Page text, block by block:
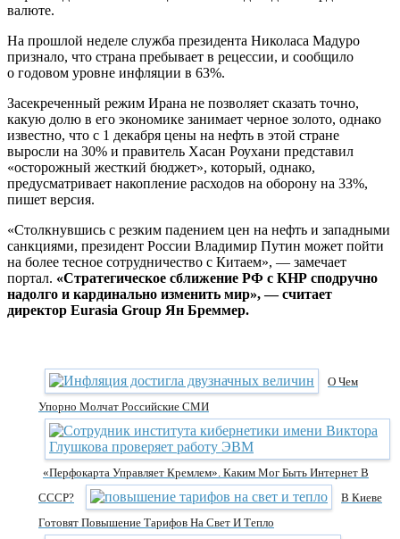
валюте.
На прошлой неделе служба президента Николаса Мадуро
признало, что страна пребывает в рецессии, и сообщило
о годовом уровне инфляции в 63%.
Засекреченный режим Ирана не позволяет сказать точно,
какую долю в его экономике занимает черное золото, однако
известно, что с 1 декабря цены на нефть в этой стране
выросли на 30% и правитель Хасан Роухани представил
«осторожный жесткий бюджет», который, однако,
предусматривает накопление расходов на оборону на 33%,
пишет версия.
«Столкнувшись с резким падением цен на нефть и западными
санкциями, президент России Владимир Путин может пойти
на более тесное сотрудничество с Китаем», — замечает
портал. «Стратегическое сближение РФ с КНР сподручно
надолго и кардинально изменить мир», — считает
директор Eurasia Group Ян Бреммер.
О Чем
Упорно Молчат Российские СМИ
«Перфокарта Управляет Кремлем». Каким Мог Быть Интернет В
СССР?
В Киеве
Готовят Повышение Тарифов На Свет И Тепло